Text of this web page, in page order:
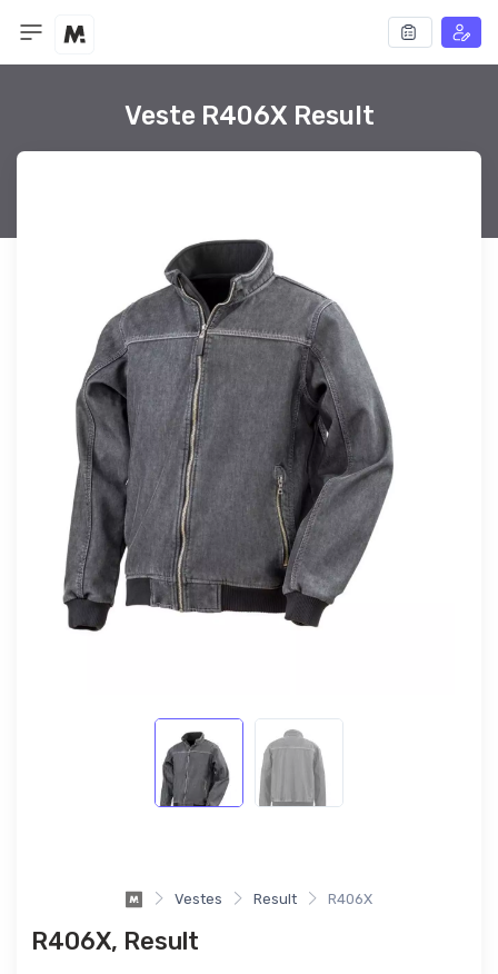
Veste R406X Result
Vestes Result R406X
R406X, Result